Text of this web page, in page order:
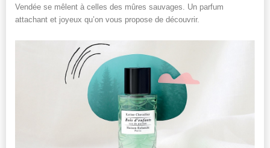
Vendée se mêlent à celles des mûres sauvages. Un parfum
attachant et joyeux qu’on vous propose de découvrir.